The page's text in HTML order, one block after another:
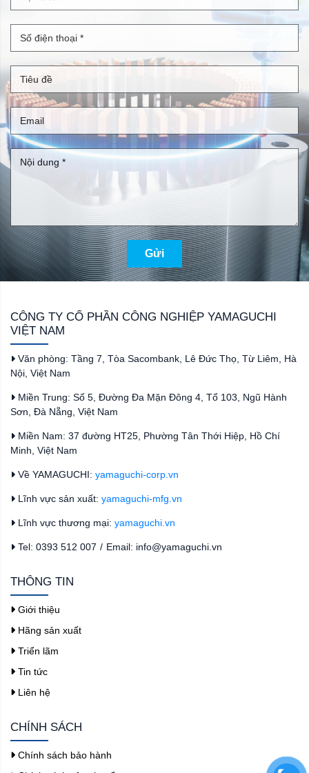
Gửi
CÔNG TY CỔ PHẦN CÔNG NGHIỆP YAMAGUCHI
VIỆT NAM
Văn phòng: Tầng 7, Tòa Sacombank, Lê Đức Thọ, Từ Liêm, Hà
Nội, Việt Nam
Miền Trung: Số 5, Đường Đa Mặn Đông 4, Tổ 103, Ngũ Hành
Sơn, Đà Nẵng, Việt Nam
Miền Nam: 37 đường HT25, Phường Tân Thới Hiệp, Hồ Chí
Minh, Việt Nam
Về YAMAGUCHI: yamaguchi-corp.vn
Lĩnh vực sản xuất: yamaguchi-mfg.vn
Lĩnh vực thương mại: yamaguchi.vn
Tel: 0393 512 007 / Email: info@yamaguchi.vn
THÔNG TIN
Giới thiệu
Hãng sản xuất
Triển lãm
Tin tức
Liên hệ
CHÍNH SÁCH
Chính sách bảo hành